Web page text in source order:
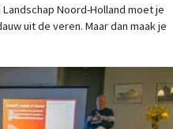
Landschap Noord-Holland moet je
uit de veren. Maar dan maak je